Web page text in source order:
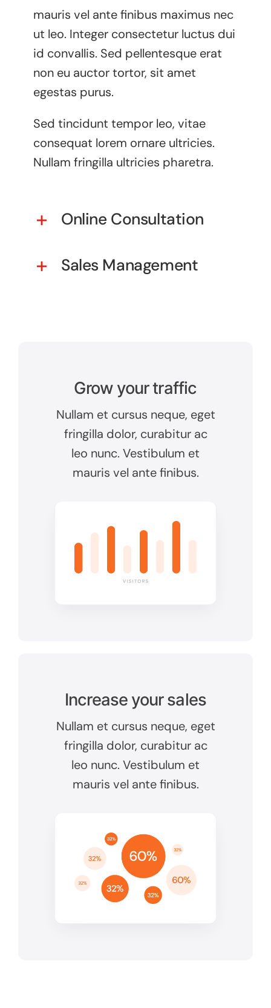
mauris vel ante finibus maximus nec
ut leo. Integer consectetur luctus dui
id convallis. Sed pellentesque erat
non eu auctor tortor, sit amet
egestas purus.
Sed tincidunt tempor leo, vitae
consequat lorem ornare ultricies.
Nullam fringilla ultricies pharetra.
Online Consultation
Sales Management
Grow your traffic
Nullam et cursus neque, eget
fringilla dolor, curabitur ac
leo nunc. Vestibulum et
mauris vel ante finibus.
Increase your sales
Nullam et cursus neque, eget
fringilla dolor, curabitur ac
leo nunc. Vestibulum et
mauris vel ante finibus.